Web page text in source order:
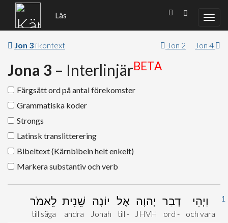
Läs
Jon 3 i kontext Jon 2 Jon 4
Jona 3 – InterlinjärBETA
Färgsätt ord på antal förekomster
Grammatiska koder
Strongs
Latinsk translitterering
Bibeltext (Kärnbibeln helt enkelt)
Markera substantiv och verb
1 וַיְהִי
och vara
דְבַר
ord -
יְהוָה
JHVH
אֶל
till -
יוֹנָה
Jonah
שֵׁנִית
andra
לֵאמֹר
till säga